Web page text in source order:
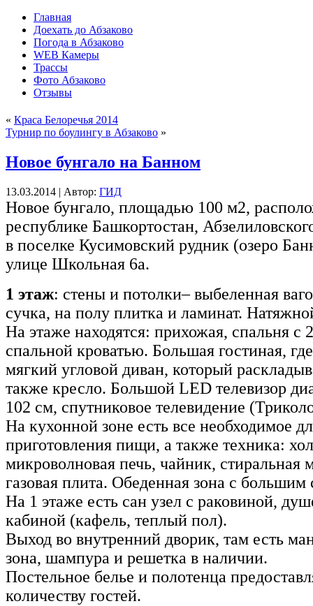
Главная
Доехать до Абзаково
Погода в Абзаково
WEB Камеры
Трассы
Фото Абзаково
Отзывы
« Краса Белоречья 2014
Турнир по боулингу в Абзаково »
Новое бунгало на Банном
13.03.2014 | Автор: ГИД
Новое бунгало, площадью 100 м2,
республике Башкортостан,
в поселке Кусимовский рудник (озеро
улице Школьная 6а.
1 этаж: стены и потолки– выбеленная
сучка, на полу плитка и ламинат.
На этаже находятся: прихожая, спальня с
спальной кроватью. Большая гостиная,
мягкий угловой диван, который
также кресло. Большой LED телевизор
102 см, спутниковое телевидение
На кухонной зоне есть все необходимое
приготовления пищи, а также техника:
микроволновая печь, чайник, стиральная
газовая плита. Обеденная зона с большим
На 1 этаже есть сан узел с раковиной,
кабиной (кафель, теплый пол).
Выход во внутренний дворик, там есть
зона, шампура и решетка в наличии.
Постельное белье и полотенца
количеству гостей.